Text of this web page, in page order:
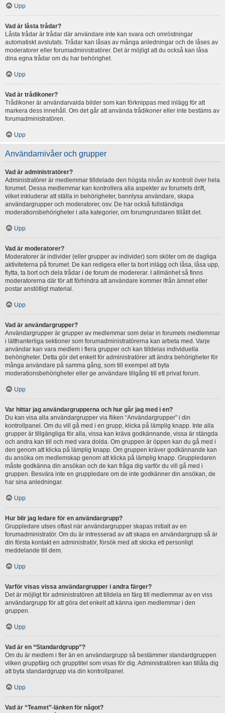
Upp
Vad är låsta trådar?
Låsta trådar är trådar där användare inte kan svara och omröstningar
automatiskt avslutats. Trådar kan låsas av många anledningar och de låses av
moderatorer eller forumadministratörer. Det är möjligt att du också kan låsa
dina egna trådar om du har behörighet.
Upp
Vad är trådikoner?
Trådikoner är användarvalda bilder som kan förknippas med inlägg för att
markera dess innehåll. Om det går att använda trådikoner eller inte bestäms av
forumadministratören.
Upp
Användarnivåer och grupper
Vad är administratörer?
Administratörer är medlemmar tilldelade den högsta nivån av kontroll över hela
forumet. Dessa medlemmar kan kontrollera alla aspekter av forumets drift,
vilket inkluderar att ställa in behörigheter, bannlysa användare, skapa
användargrupper och moderatorer, osv. De har också fullständiga
moderationsbehörigheter i alla kategorier, om forumgrundaren tillåtit det.
Upp
Vad är moderatorer?
Moderatorer är individer (eller grupper av individer) som sköter om de dagliga
aktiviteterna på forumet. De kan redigera eller ta bort inlägg och låsa, låsa upp,
flytta, ta bort och dela trådar i de forum de modererar. I allmänhet så finns
moderatorerna där för att förhindra att användare kommer ifrån ämnet eller
postar anstötligt material.
Upp
Vad är användargrupper?
Användargrupper är grupper av medlemmar som delar in forumets medlemmar
i lätthanterliga sektioner som forumadministratörerna kan arbeta med. Varje
användar kan vara medlem i flera grupper och kan tilldelas individuella
behörigheter. Detta gör det enkelt för administratörer att ändra behörigheter för
många användare på samma gång, som till exempel att byta
moderationsbehörigheter eller ge användare tillgång till ett privat forum.
Upp
Var hittar jag användargrupperna och hur går jag med i en?
Du kan visa alla användargrupper via fliken “Användargrupper” i din
kontrollpanel. Om du vill gå med i en grupp, klicka på lämplig knapp. Inte alla
grupper är tillgängliga för alla, vissa kan kräva godkännande, vissa är stängda
och andra kan till och med vara dolda. Om gruppen är öppen kan du gå med i
den genom att klicka på lämplig knapp. Om gruppen kräver godkännande kan
du ansöka om medlemskap genom att klicka på lämplig knapp. Gruppledaren
måste godkänna din ansökan och de kan fråga dig varför du vill gå med i
gruppen. Besvära inte en gruppledare om de inte godkänner din ansökan, de
har sina anledningar.
Upp
Hur blir jag ledare för en användargrupp?
Gruppledare utses oftast när användargrupper skapas initialt av en
forumadministratör. Om du är intresserad av att skapa en användargrupp så är
din första kontakt en administratör, försök med att skicka ett personligt
meddelande till dem.
Upp
Varför visas vissa användargrupper i andra färger?
Det är möjligt för administratören att tilldela en färg till medlemmar av en viss
användargrupp för att göra det enkelt att känna igen medlemmar i den
gruppen.
Upp
Vad är en “Standardgrupp”?
Om du är medlem i fler än en användargrupp så bestämmer standardgruppen
vilken gruppfärg och grupptitel som visas för dig. Administratören kan tillåta dig
att byta standardgrupp via din kontrollpanel.
Upp
Vad är “Teamet”-länken för något?